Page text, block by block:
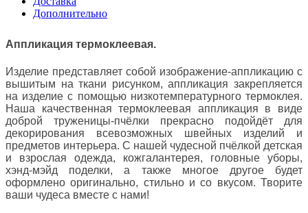
Дополнительно
Аппликация термоклеевая.
Изделие представляет собой изображение-аппликацию с
вышитым на ткани рисунком, аппликация закрепляется
на изделие с помощью низкотемпературного термоклея.
Наша качественная термоклеевая аппликация в виде
доброй труженицы-пчёлки прекрасно подойдёт для
декорирования всевозможных швейных изделий и
предметов интерьера. С нашей чудесной пчёлкой детская
и взрослая одежда, кожгалантерея, головные уборы,
хэнд-мэйд поделки, а также многое другое будет
оформлено оригинально, стильно и со вкусом. Творите
ваши чудеса вместе с нами!